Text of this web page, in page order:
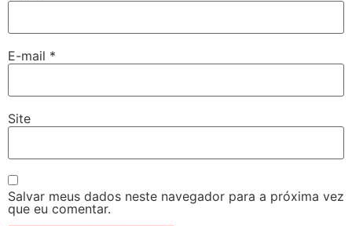
E-mail *
Site
Salvar meus dados neste navegador para a próxima vez
que eu comentar.